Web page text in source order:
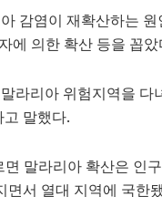
감염이 재확산하는
에 의한 확산 등을 꼽았
라리아 위험지역을 다
말했다.
말라리아 확산은 인
서 열대 지역에 국한